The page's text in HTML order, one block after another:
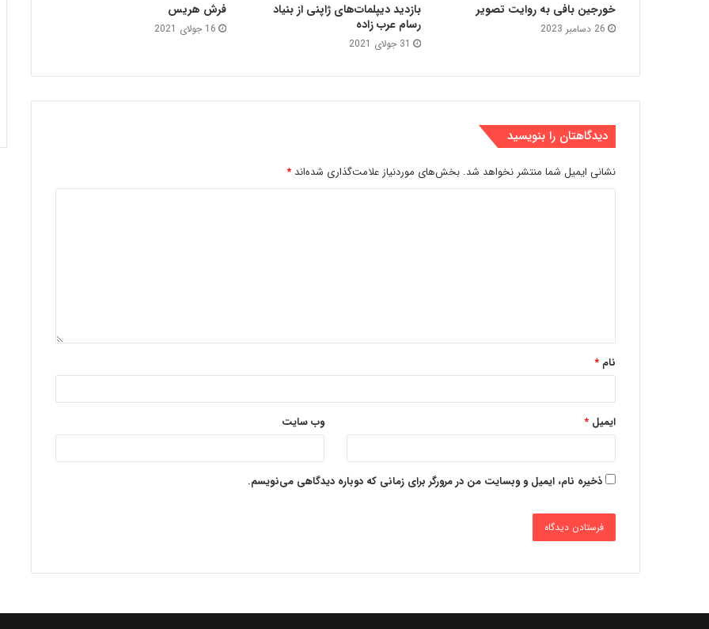
خورجین‌ بافی به روایت تصویر
26 دسامبر 2023
بازدید دیپلمات‌های ژاپنی از بنیاد
رسام عرب‌ زاده
31 جولای 2021
فرش هریس
16 جولای 2021
دیدگاهتان را بنویسید
نشانی ایمیل شما منتشر نخواهد شد. بخش‌های موردنیاز علامت‌گذاری شده‌اند *
نام *
ایمیل * وب‌ سایت
ذخیره نام، ایمیل و وبسایت من در مرورگر برای زمانی که دوباره دیدگاهی می‌نویسم.